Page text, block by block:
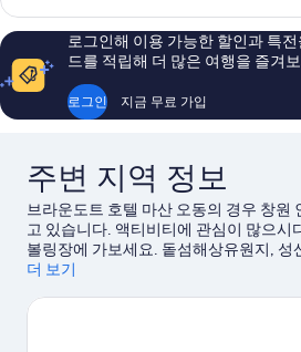
세
히
보
기
로그인해 이용 가능한 할인과 특
드를 적립해 더 많은 여행을 즐겨
로그인 지금 무료 가입
주변 지역 정보
브라운도트 호텔 마산 오동의 경우 창원
고 있습니다. 액티비티에 관심이 많으시
볼링장에 가보세요. 돝섬해상유원지, 성
름다운 자연을 만끽하실 수 있습니다. 각
행 가이드 보기
더 보기